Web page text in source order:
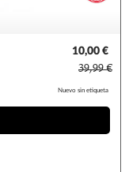
10,00 €
39,99 €
Nuevo sin etiqueta